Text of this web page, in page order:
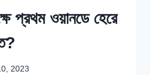
প্রথম ওয়ানডে হেরে
2023